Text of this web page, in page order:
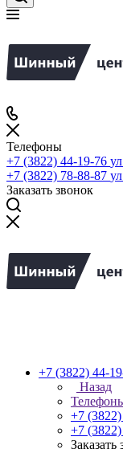
Телефоны
+7 (3822) 44-19-76
+7 (3822) 78-88-87
Заказать звонок
+7 (3822) 44-
Назад
+7
+7
Заказать